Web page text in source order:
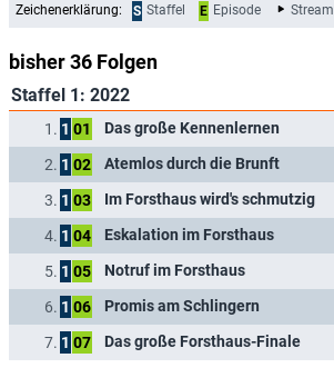
Zeichenerklärung: S Staffel E Episode Stream
bisher 36 Folgen
Staffel 1: 2022
1. 1 01 Das große Kennenlernen
2. 1 02 Atemlos durch die Brunft
3. 1 03 Im Forsthaus wird's schmutzig
4. 1 04 Eskalation im Forsthaus
5. 1 05 Notruf im Forsthaus
6. 1 06 Promis am Schlingern
7. 1 07 Das große Forsthaus-Finale